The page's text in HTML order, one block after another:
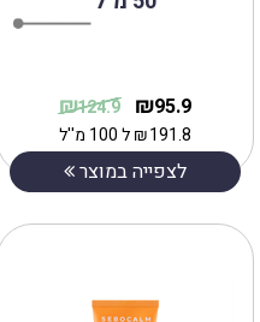
95.9
₪
124.9
₪
191.8
₪ל 100 מ''ל
לצפייה במוצר